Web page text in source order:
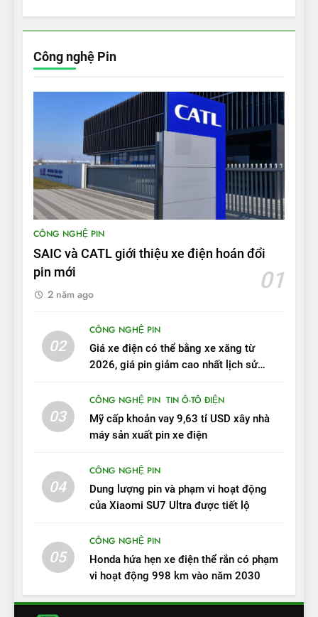
7
Bài kiểm tra của Mỹ về đối
thủ Tesla Model 3 của BYD:
‘Nó sang trọng hơn nhiều’
ĐÁNH GIÁ XE
9
BYD Seal 06 DM-i PHEV có
chất lượng tương xứng
ĐÁNH GIÁ XE
10
VinFast VF 7 tấm tắc: “Hơn
hẳn xe xăng”
ĐÁNH GIÁ XE
Người dùng nhận xét về
VinFast VF7: Độ hoàn thiện
đồng
12
VinFast VF7 – Mẫu xe cá
ĐÁNH GIÁ XE
Chuyên gia tiết lộ bài test
Công nghệ Pin
CÔNG NGHỆ PIN
SAIC và CATL giới thiệu xe điện hoán đổi
pin mới
01
2 năm ago
02
CÔNG NGHỆ PIN
Giá xe điện có thể bằng xe xăng từ
2026, giá pin giảm cao nhất lịch sử
03
CÔNG NGHỆ PIN TIN Ô-TÔ ĐIỆN
Mỹ cấp khoản vay 9,63 tỉ USD xây nhà
máy sản xuất pin xe điện
04
CÔNG NGHỆ PIN
Dung lượng pin và phạm vi hoạt động
của Xiaomi SU7 Ultra được tiết lộ
05
CÔNG NGHỆ PIN
Honda hứa hẹn xe điện thể rắn có phạm
vi hoạt động 998 km vào năm 2030